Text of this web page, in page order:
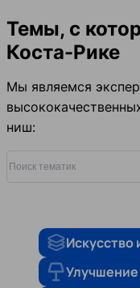
Темы, с
Коста-Рике
Мы являемся
ниш:
Искусство